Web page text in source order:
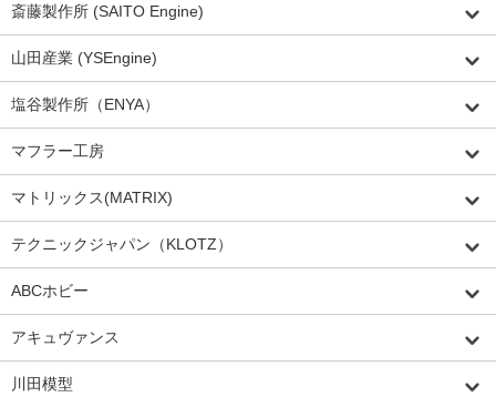
斎藤製作所 (SAITO Engine)
山田産業 (YSEngine)
塩谷製作所（ENYA）
マフラー工房
マトリックス(MATRIX)
テクニックジャパン（KLOTZ）
ABCホビー
アキュヴァンス
川田模型